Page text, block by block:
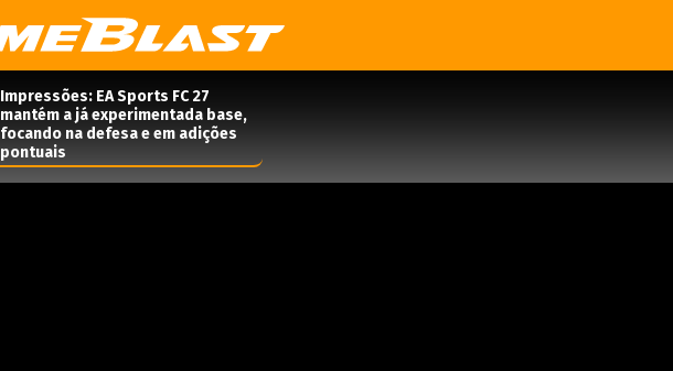
Impressões: EA Sports FC 27
mantém a já experimentada base,
focando na defesa e em adições
pontuais